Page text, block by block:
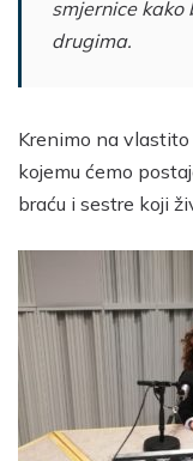
smjernice kako
drugima.
Krenimo na
kojemu ćemo
braću i sestre koji